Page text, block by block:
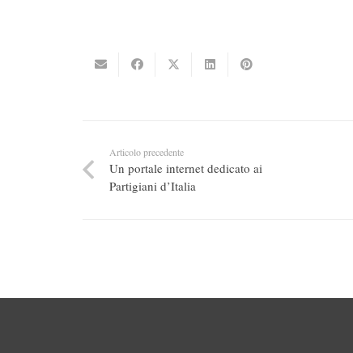
Articolo precedente
Un portale internet dedicato ai
Partigiani d’Italia